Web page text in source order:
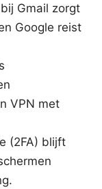
Gmail zorgt
Google reist
VPN met
(2FA) blijft